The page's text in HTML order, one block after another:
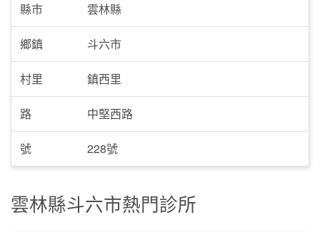
縣市 雲林縣
鄉鎮 斗六市
村里 鎮西里
路 中堅西路
號 228號
雲林縣斗六市熱門診所